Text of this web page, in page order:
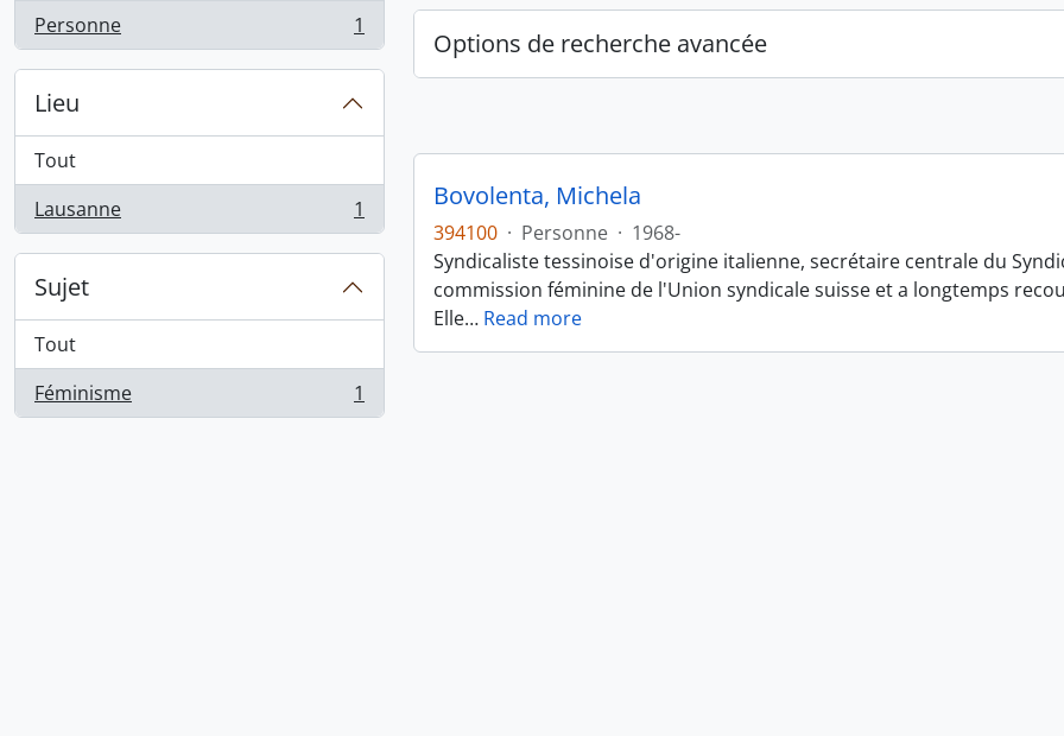
Personne
, 1 résultats 1
Lieu
Tout
Lausanne
, 1 résultats 1
Sujet
Tout
Féminisme
, 1 résultats 1
Options de recherche avancée
Bovolenta, Michela
394100 · Personne · 1968-
Syndicaliste tessinoise d'origine italienne, secrétaire centrale du
commission féminine de l'Union syndicale suisse et a longtemps
Elle… Read more